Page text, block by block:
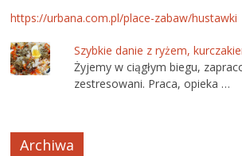
https://urbana.com.pl/place-zabaw/hustawki
Szybkie danie z ryżem,
Żyjemy w ciągłym biegu,
zestresowani. Praca, opieka …
Archiwa